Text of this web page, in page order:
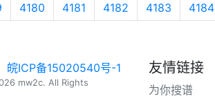
4180 4181 4182 4183 4184
皖ICP备15020540号-1
mw2c. All Rights
友情链接
为你搜谱